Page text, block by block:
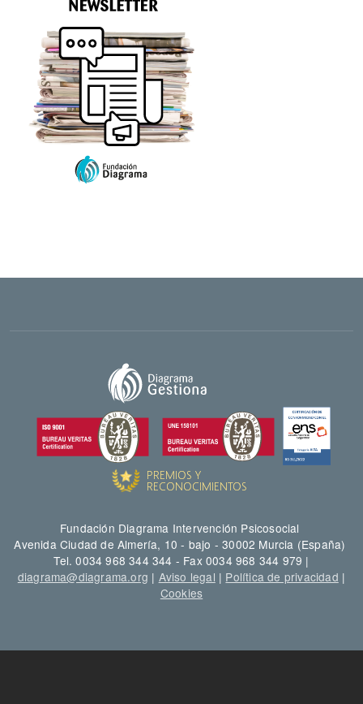
Fundación Diagrama Intervención Psicosocial
Avenida Ciudad de Almería, 10 - bajo - 30002 Murcia (España)
Tel. 0034 968 344 344 - Fax 0034 968 344 979 |
diagrama@diagrama.org | Aviso legal | Política de privacidad |
Cookies